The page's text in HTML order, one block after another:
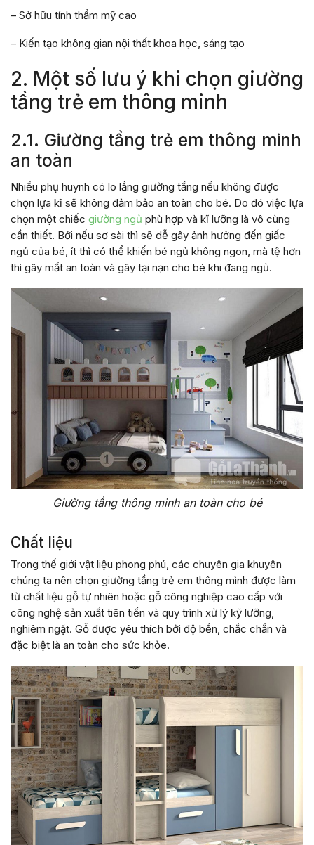
– Sở hữu tính thẩm mỹ cao
– Kiến tạo không gian nội thất khoa học, sáng tạo
2. Một số lưu ý khi chọn giường
tầng trẻ em thông minh
2.1. Giường tầng trẻ em thông minh
an toàn
Nhiều phụ huynh có lo lắng giường tầng nếu không được
chọn lựa kĩ sẽ không đảm bảo an toàn cho bé. Do đó việc lựa
chọn một chiếc giường ngủ phù hợp và kĩ lưỡng là vô cùng
cần thiết. Bởi nếu sơ sài thì sẽ dễ gây ảnh hưởng đến giấc
ngủ của bé, ít thì có thể khiến bé ngủ không ngon, mà tệ hơn
thì gây mất an toàn và gây tại nạn cho bé khi đang ngủ.
Giường tầng thông minh an toàn cho bé
Chất liệu
Trong thế giới vật liệu phong phú, các chuyên gia khuyên
chúng ta nên chọn giường tầng trẻ em thông mình được làm
từ chất liệu gỗ tự nhiên hoặc gỗ công nghiệp cao cấp với
công nghệ sản xuất tiên tiến và quy trình xử lý kỹ lưỡng,
nghiêm ngặt. Gỗ được yêu thích bởi độ bền, chắc chắn và
đặc biệt là an toàn cho sức khỏe.